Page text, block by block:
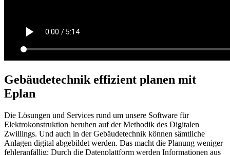
Gebäudetechnik effizient planen mit
Eplan
Die Lösungen und Services rund um unsere Software für
Elektrokonstruktion beruhen auf der Methodik des Digitalen
Zwillings. Und auch in der Gebäudetechnik können sämtliche
Anlagen digital abgebildet werden. Das macht die Planung weniger
fehleranfällig: Durch die Datenplattform werden Informationen aus